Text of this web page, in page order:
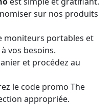
sur nos produits
moniteurs portables et
vos besoins.
et procédez au
le code promo The
appropriée.